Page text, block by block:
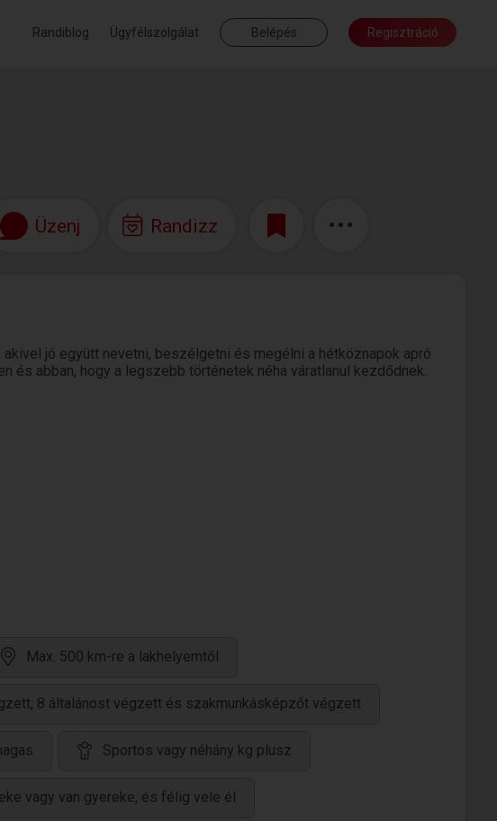
Randiblog Ügyfélszolgálat Belépés Regisztráció
Üzenj Randizz
jó együtt nevetni, beszélgetni és megélni a hétköznapok apró
és abban, hogy a legszebb történetek néha váratlanul kezdődnek.
Max. 500 km-re a lakhelyemtől
8 általánost végzett és szakmunkásképzőt végzett
Sportos vagy néhány kg plusz
vagy van gyereke, és félig vele él